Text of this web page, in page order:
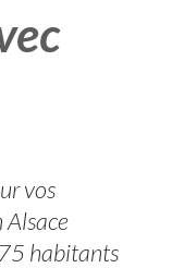
vos
Alsace
habitants